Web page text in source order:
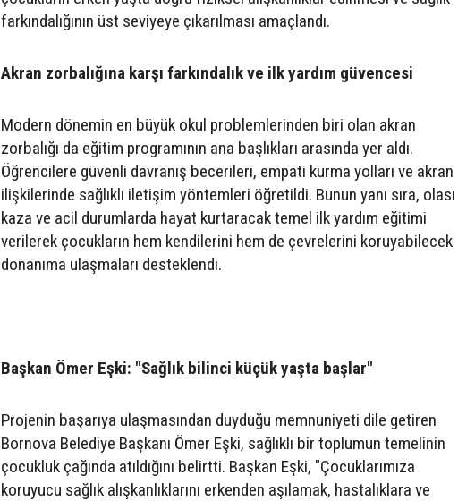
farkındalığının üst seviyeye çıkarılması amaçlandı.
Akran zorbalığına karşı farkındalık ve ilk yardım güvencesi
Modern dönemin en büyük okul problemlerinden biri olan akran
zorbalığı da eğitim programının ana başlıkları arasında yer aldı.
Öğrencilere güvenli davranış becerileri, empati kurma yolları ve akran
ilişkilerinde sağlıklı iletişim yöntemleri öğretildi. Bunun yanı sıra, olası
kaza ve acil durumlarda hayat kurtaracak temel ilk yardım eğitimi
verilerek çocukların hem kendilerini hem de çevrelerini koruyabilecek
donanıma ulaşmaları desteklendi.
Başkan Ömer Eşki: "Sağlık bilinci küçük yaşta başlar"
Projenin başarıya ulaşmasından duyduğu memnuniyeti dile getiren
Bornova Belediye Başkanı Ömer Eşki, sağlıklı bir toplumun temelinin
çocukluk çağında atıldığını belirtti. Başkan Eşki, "Çocuklarımıza
koruyucu sağlık alışkanlıklarını erkenden aşılamak, hastalıklara ve